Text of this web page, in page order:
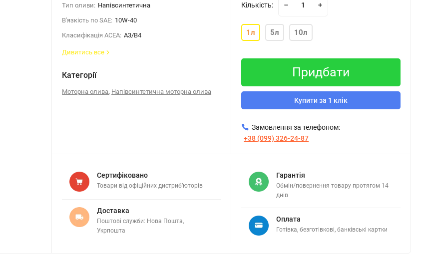
Тип оливи: Напівсинтетична
В'язкість по SAE: 10W-40
Класифікація ACEA: A3/B4
Дивитись все
Категорії
Моторна олива, Напівсинтетична моторна олива
Кількість:
1л 5л 10л
Придбати
Купити за 1 клік
Замовлення за телефоном:
+38 (099) 326-24-87
Сертифіковано
Товари від офіційних дистриб’юторів
Доставка
Поштові служби: Нова Пошта,
Укрпошта
Гарантія
Обмін/повернення товару протягом 14
днів
Оплата
Готівка, безготівкові, банківські картки